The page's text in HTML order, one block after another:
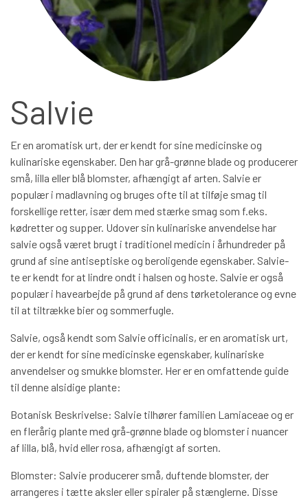
Salvie
Er en aromatisk urt, der er kendt for sine medicinske og
kulinariske egenskaber. Den har grå-grønne blade og producerer
små, lilla eller blå blomster, afhængigt af arten. Salvie er
populær i madlavning og bruges ofte til at tilføje smag til
forskellige retter, især dem med stærke smag som f.eks.
kødretter og supper. Udover sin kulinariske anvendelse har
salvie også været brugt i traditionel medicin i århundreder på
grund af sine antiseptiske og beroligende egenskaber. Salvie-
te er kendt for at lindre ondt i halsen og hoste. Salvie er også
populær i havearbejde på grund af dens tørketolerance og evne
til at tiltrække bier og sommerfugle.
Salvie, også kendt som Salvie officinalis, er en aromatisk urt,
der er kendt for sine medicinske egenskaber, kulinariske
anvendelser og smukke blomster. Her er en omfattende guide
til denne alsidige plante:
Botanisk Beskrivelse: Salvie tilhører familien Lamiaceae og er
en flerårig plante med grå-grønne blade og blomster i nuancer
af lilla, blå, hvid eller rosa, afhængigt af sorten.
Blomster: Salvie producerer små, duftende blomster, der
arrangeres i tætte aksler eller spiraler på stænglerne. Disse